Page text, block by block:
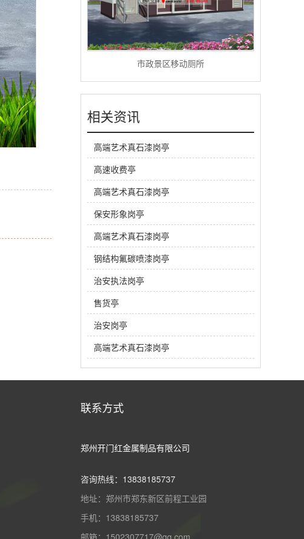
市政景区移动厕所
相关资讯
高端艺术真石漆岗亭
高速收费亭
高端艺术真石漆岗亭
保安形象岗亭
高端艺术真石漆岗亭
钢结构氟碳喷漆岗亭
治安执法岗亭
售货亭
治安岗亭
高端艺术真石漆岗亭
联系方式
郑州开门红金属制品有限公司
咨询热线：13838185737
地址：郑州市郑东新区前程工业园
手机：13838185737
邮箱：1502307717@qq.com